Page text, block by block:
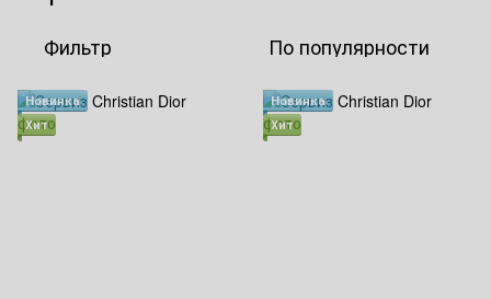
Фильтр По популярности
Новинка
Хит
Новинка
Хит